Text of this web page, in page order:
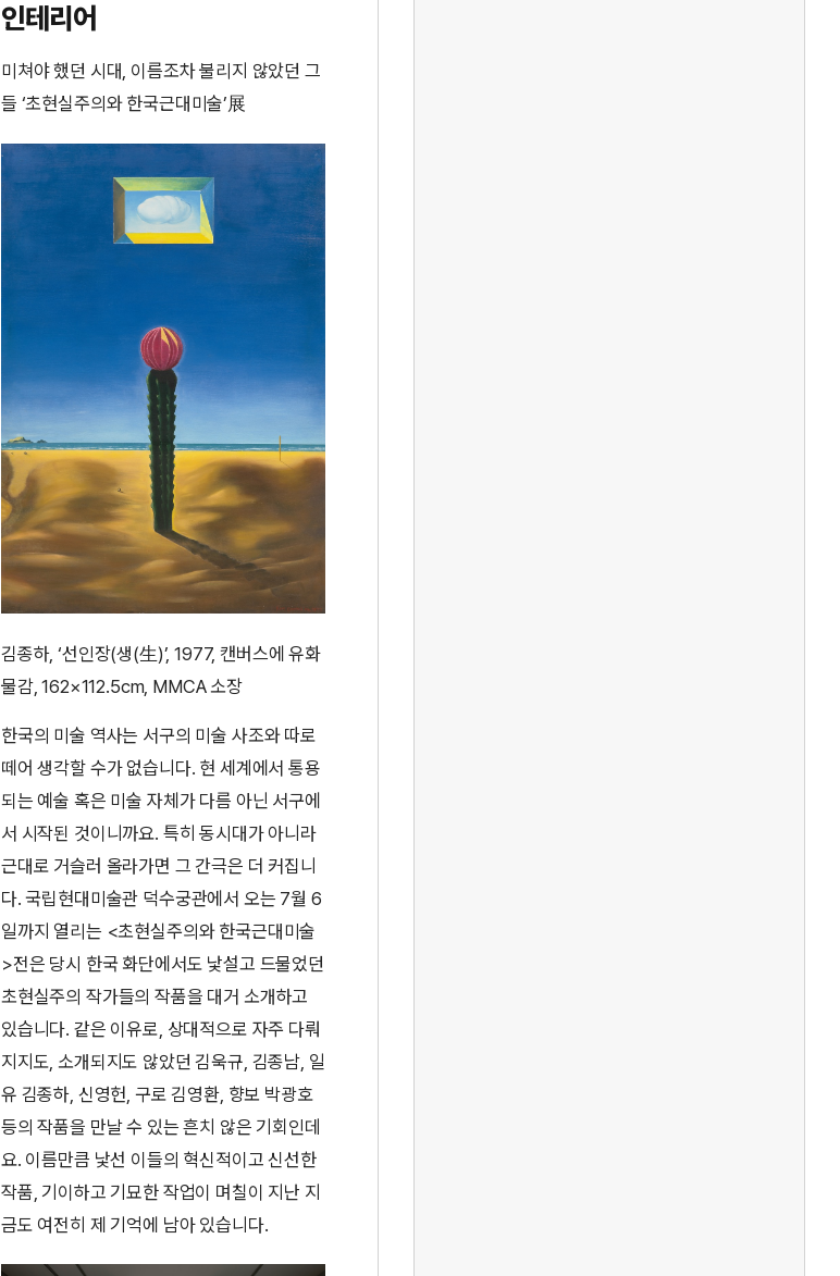
인테리어
미쳐야 했던 시대, 이름조차 불리지 않았던 그
들 ‘초현실주의와 한국근대미술’展
김종하, ‘선인장(생(生)’, 1977, 캔버스에 유화
물감, 162×112.5cm, MMCA 소장
한국의 미술 역사는 서구의 미술 사조와 따로
떼어 생각할 수가 없습니다. 현 세계에서 통용
되는 예술 혹은 미술 자체가 다름 아닌 서구에
서 시작된 것이니까요. 특히 동시대가 아니라
근대로 거슬러 올라가면 그 간극은 더 커집니
다. 국립현대미술관 덕수궁관에서 오는 7월 6
일까지 열리는 <초현실주의와 한국근대미술
>전은 당시 한국 화단에서도 낯설고 드물었던
초현실주의 작가들의 작품을 대거 소개하고
있습니다. 같은 이유로, 상대적으로 자주 다뤄
지지도, 소개되지도 않았던 김욱규, 김종남, 일
유 김종하, 신영헌, 구로 김영환, 향보 박광호
등의 작품을 만날 수 있는 흔치 않은 기회인데
요. 이름만큼 낯선 이들의 혁신적이고 신선한
작품, 기이하고 기묘한 작업이 며칠이 지난 지
금도 여전히 제 기억에 남아 있습니다.